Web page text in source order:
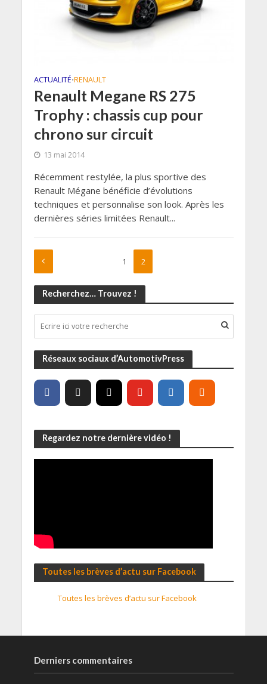
ACTUALITÉ•RENAULT
Renault Megane RS 275
Trophy : chassis cup pour
chrono sur circuit
13 mai 2014
Récemment restylée, la plus sportive des
Renault Mégane bénéficie d’évolutions
techniques et personnalise son look. Après les
dernières séries limitées Renault...
1 2
Recherchez… Trouvez !
Réseaux sociaux d’AutomotivPress
Regardez notre dernière vidéo !
Toutes les brèves d’actu sur Facebook
Toutes les brèves d’actu sur Facebook
Derniers commentaires